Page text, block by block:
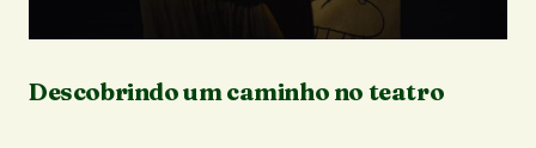
Descobrindo um caminho no teatro